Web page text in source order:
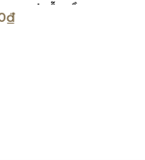
(GỖ HỒNG-
TÙNG)